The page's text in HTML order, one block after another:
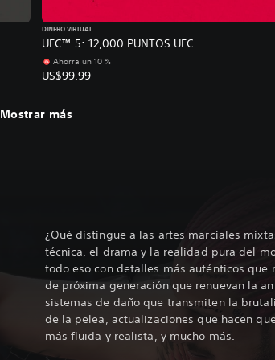
UFC™ 5: 12,000 PUNTOS UFC
DINERO VIRTUAL
Ahorra un 10 %
US$99.99
Mostrar más
¿Qué distingue a las artes marciales
técnica, el drama y la realidad pura del
todo eso con detalles más auténticos que
de próxima generación que renuevan la
sistemas de daño que transmiten la
de la pelea, actualizaciones que hacen
más fluida y realista, y mucho más.